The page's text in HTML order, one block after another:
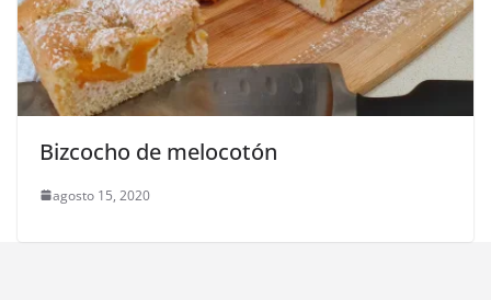
Bizcocho de melocotón
agosto 15, 2020